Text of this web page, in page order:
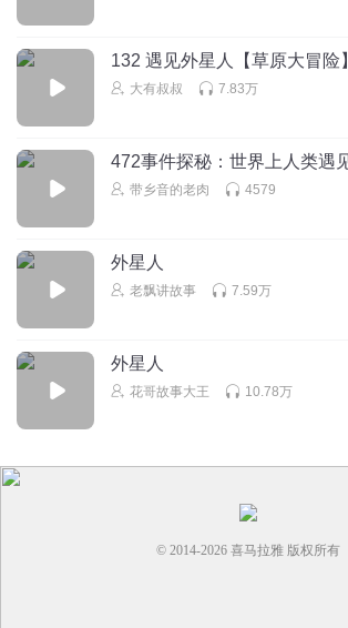
132 遇见外星人【草原大冒险】
大有叔叔 7.83万
472事件探秘：世界上人类遇
带乡音的老肉 4579
外星人
老飘讲故事 7.59万
外星人
花哥故事大王 10.78万
© 2014-2026 喜马拉雅 版权所有